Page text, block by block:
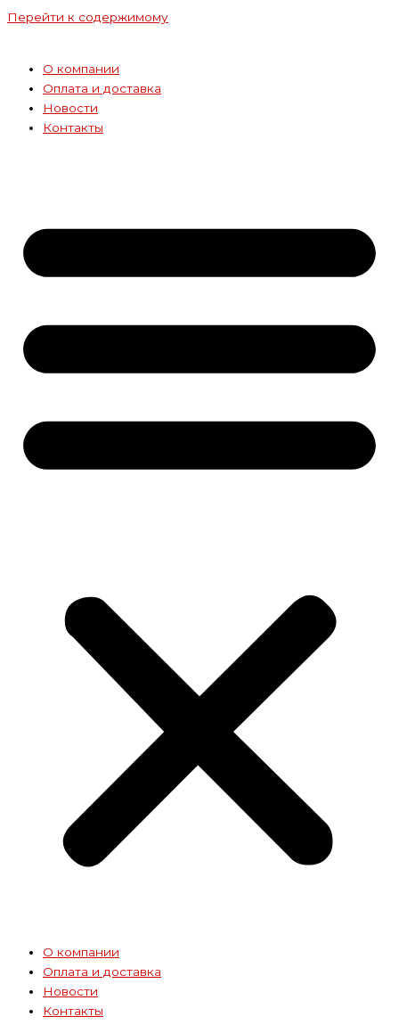
Перейти к содержимому
О компании
Оплата и доставка
Новости
Контакты
О компании
Оплата и доставка
Новости
Контакты